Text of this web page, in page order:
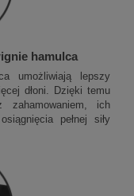
hamulca
umożliwiają lepszy
dłoni. Dzięki temu
ich
pełnej siły